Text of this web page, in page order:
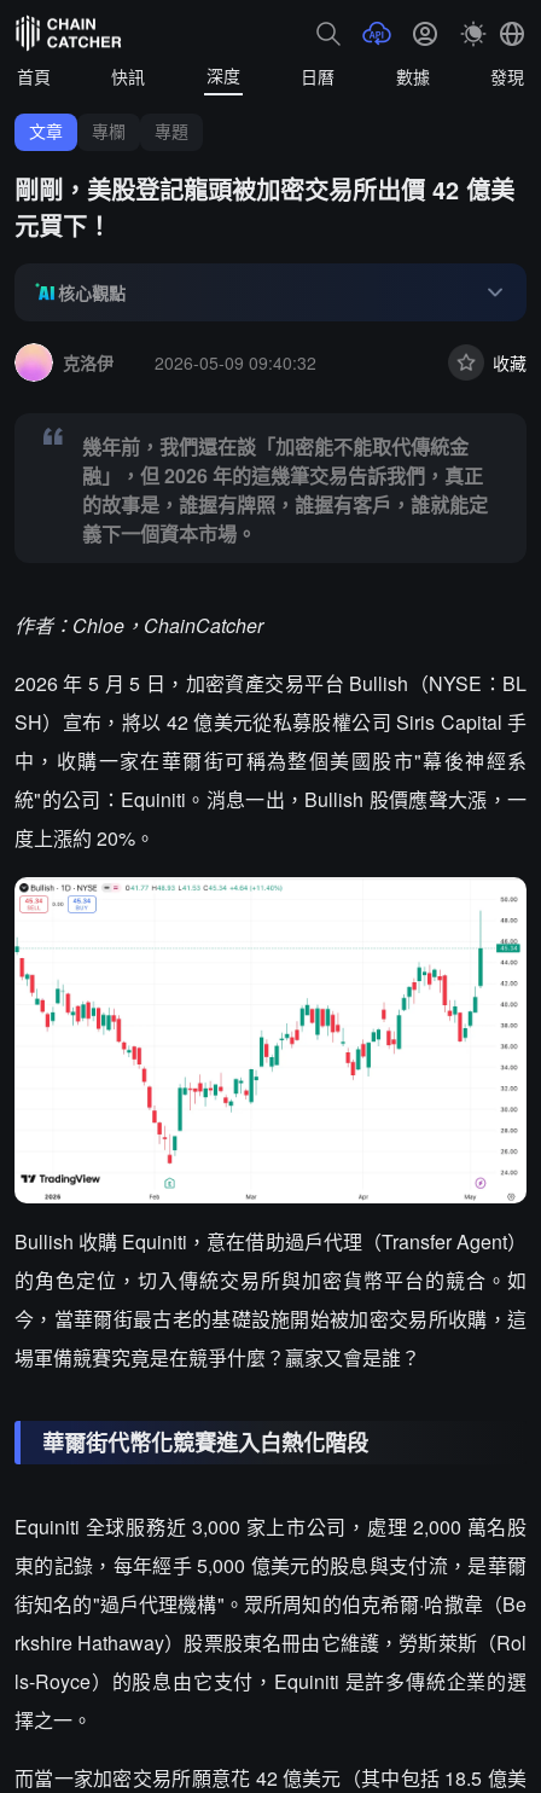
首頁 快訊 深度 日曆 數據 發現
文章 專欄 專題
剛剛，美股登記龍頭被加密交易所出價 42 億美
元買下！
核心觀點
克洛伊
2026-05-09 09:40:32 收藏
幾年前，我們還在談「加密能不能取代傳統金
融」，但 2026 年的這幾筆交易告訴我們，真正
的故事是，誰握有牌照，誰握有客戶，誰就能定
義下一個資本市場。
作者：Chloe，ChainCatcher
2026 年 5 月 5 日，加密資產交易平台 Bullish（NYSE：BL
SH）宣布，將以 42 億美元從私募股權公司 Siris Capital 手
中，收購一家在華爾街可稱為整個美國股市"幕後神經系
統"的公司：Equiniti。消息一出，Bullish 股價應聲大漲，一
度上漲約 20%。
Bullish 收購 Equiniti，意在借助過戶代理（Transfer Agent）
的角色定位，切入傳統交易所與加密貨幣平台的競合。如
今，當華爾街最古老的基礎設施開始被加密交易所收購，這
場軍備競賽究竟是在競爭什麼？贏家又會是誰？
華爾街代幣化競賽進入白熱化階段
Equiniti 全球服務近 3,000 家上市公司，處理 2,000 萬名股
東的記錄，每年經手 5,000 億美元的股息與支付流，是華爾
街知名的"過戶代理機構"。眾所周知的伯克希爾·哈撒韋（Be
rkshire Hathaway）股票股東名冊由它維護，勞斯萊斯（Rol
ls-Royce）的股息由它支付，Equiniti 是許多傳統企業的選
擇之一。
而當一家加密交易所願意花 42 億美元（其中包括 18.5 億美